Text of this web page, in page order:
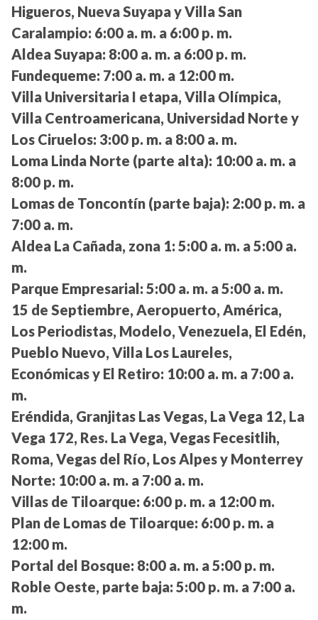
Higueros, Nueva Suyapa y Villa San
Caralampio: 6:00 a. m. a 6:00 p. m.
Aldea Suyapa: 8:00 a. m. a 6:00 p. m.
Fundequeme: 7:00 a. m. a 12:00 m.
Villa Universitaria I etapa, Villa Olímpica,
Villa Centroamericana, Universidad Norte y
Los Ciruelos: 3:00 p. m. a 8:00 a. m.
Loma Linda Norte (parte alta): 10:00 a. m. a
8:00 p. m.
Lomas de Toncontín (parte baja): 2:00 p. m. a
7:00 a. m.
Aldea La Cañada, zona 1: 5:00 a. m. a 5:00 a.
m.
Parque Empresarial: 5:00 a. m. a 5:00 a. m.
15 de Septiembre, Aeropuerto, América,
Los Periodistas, Modelo, Venezuela, El Edén,
Pueblo Nuevo, Villa Los Laureles,
Económicas y El Retiro: 10:00 a. m. a 7:00 a.
m.
Eréndida, Granjitas Las Vegas, La Vega 12, La
Vega 172, Res. La Vega, Vegas Fecesitlih,
Roma, Vegas del Río, Los Alpes y Monterrey
Norte: 10:00 a. m. a 7:00 a. m.
Villas de Tiloarque: 6:00 p. m. a 12:00 m.
Plan de Lomas de Tiloarque: 6:00 p. m. a
12:00 m.
Portal del Bosque: 8:00 a. m. a 5:00 p. m.
Roble Oeste, parte baja: 5:00 p. m. a 7:00 a.
m.